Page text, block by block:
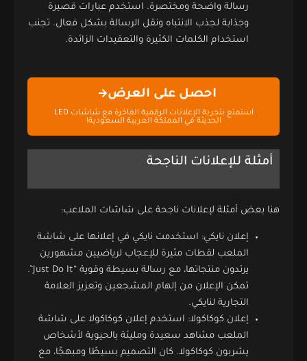
رسالة واضحة ومختصرة. استخدم عبارات قصيرة
وجذابة لجذب الانتباه ونقل الرسالة بشكل فعال. تجنب
استخدام الكلمات الكثيرة والتعقيدات الزائدة.
احصل على العرض
استمتع بتجربة الإعلانات الرقمية الفاخرة مع شاشات LED
الحديثة في المملكة العربية السعودية!
أمثلة للإعلانات الناجحة
هنا بعض أمثلة لإعلانات ناجحة على شاشات الملاعب:
إعلان نايكي: استخدمت نايكي في إعلانها على شاشة
الملعب لقطات مثيرة للإعجاب لرياضيين مشهورين
يرتدون منتجاتها، مع رسالة بسيطة وقوية “Just Do It”.
تمكن الإعلان من إلهام المشجعين وتعزيز العلامة
التجارية لنايكي.
إعلان كوكاكولا: استخدم إعلان كوكاكولا على شاشة
الملعب مشاهد سعيدة ومليئة بالحيوية لأشخاص
يشربون كوكاكولا. كان التصميم بسيطًا ومبهجًا، مع